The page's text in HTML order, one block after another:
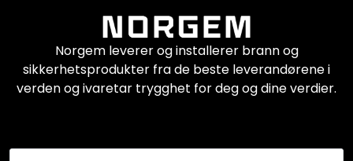
Norgem leverer og installerer brann og
sikkerhetsprodukter fra de beste leverandørene i
verden og ivaretar trygghet for deg og dine verdier.